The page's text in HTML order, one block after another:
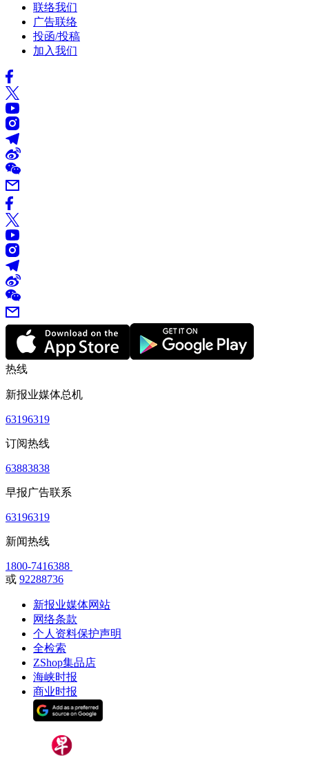
联络我们
广告联络
投函/投稿
加入我们
热线
新报业媒体总机
63196319
订阅热线
63883838
早报广告联系
63196319
新闻热线
1800-7416388
或 92288736
新报业媒体网站
网络条款
个人资料保护声明
全检索
ZShop集品店
海峡时报
商业时报